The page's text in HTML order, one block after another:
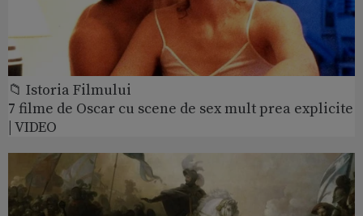
📁 Istoria Filmului
7 filme de Oscar cu scene de sex mult prea explicite
| VIDEO